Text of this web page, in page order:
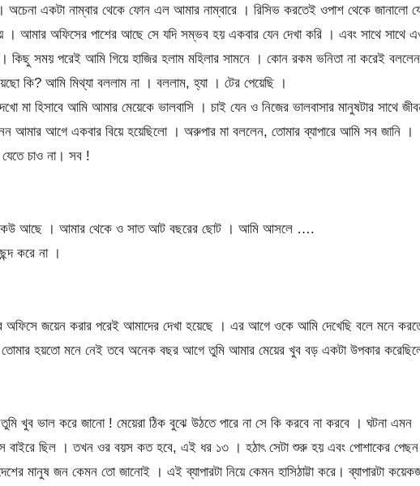
একটা নাম্বার থেকে ফোন এল আমার নাম্বারে । রিসিভ করতেই ওপাশ থেকে জানালো
। আমার অফিসের পাশের আছে সে যদি সম্ভব হয় একবার যেন দেখা করি । এবং সাথে সাথে
কিছু সময় পরেই আমি গিয়ে হাজির হলাম মহিলার সামনে । কোন রকম ভনিতা না করেই
কি? আমি মিথ্যা বললাম না । বললাম, হ্যা । টের পেয়েছি ।
মা হিসাবে আমি আমার মেয়েকে ভালবাসি । চাই যেন ও নিজের ভালবাসার মানুষটার সাথে
আগে একবার বিয়ে হয়েছিলো । অরুপার মা বললেন, তোমার ব্যাপারে আমি সব জানি ।
চাও না। সব !
কেউ আছে । আমার থেকে ও সাত আট বছরের ছোট । আমি আসলে ….
করে না ।
অফিসে জয়েন করার পরেই আমাদের দেখা হয়েছে । এর আগে ওকে আমি দেখেছি বলে মনে
তোমার হয়তো মনে নেই তবে অনেক বছর আগে তুমি আমার মেয়ের খুব বড় একটা উপকার
তুমি খুব ভাল করে জানো ! মেয়েরা ঠিক বুঝে উঠতে পারে না সে কি করবে না করবে । ঘটনা এমন
বাইরে ছিল । তখন ওর বয়স কত হবে, এই ধর ১৩ । হঠাৎ সেটা শুরু হয় এবং পোশাকের পেছন
মানুষ জন কেমন তো জানোই । এই ব্যাপারটা নিয়ে কেমন হাসিঠাট্টা করে। ব্যাপারটা